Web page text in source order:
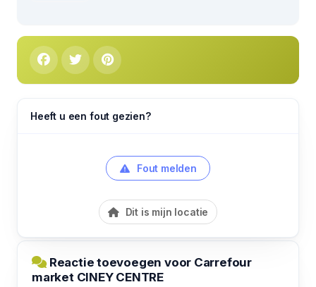
Heeft u een fout gezien?
Fout melden
Dit is mijn locatie
Reactie toevoegen voor Carrefour
market CINEY CENTRE